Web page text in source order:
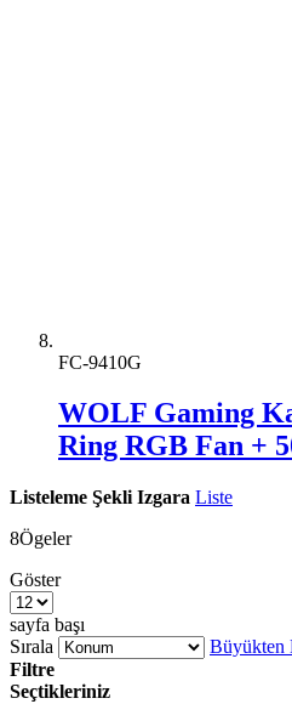
FC-9410G
WOLF Gaming
Ring RGB Fan +
Listeleme Şekli Izgara Liste
8Ögeler
Göster
sayfa başı
Sırala
Büyükten
Filtre
Seçtikleriniz